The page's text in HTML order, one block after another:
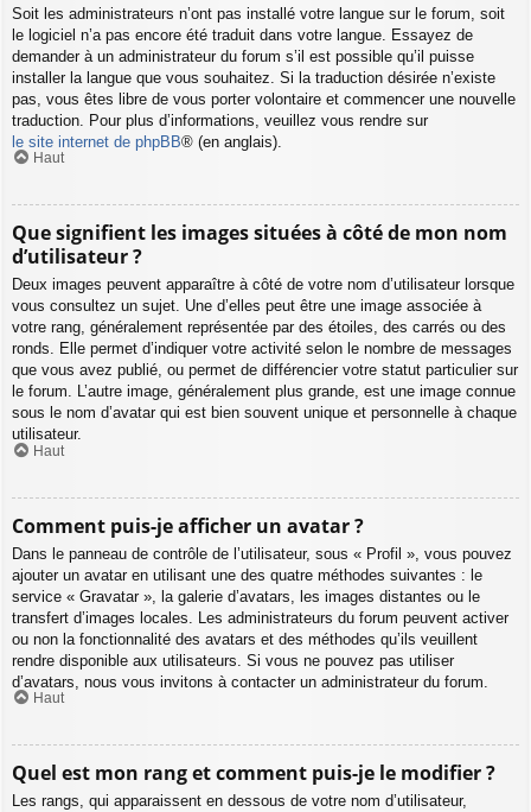
Soit les administrateurs n’ont pas installé votre langue sur le forum, soit
le logiciel n’a pas encore été traduit dans votre langue. Essayez de
demander à un administrateur du forum s’il est possible qu’il puisse
installer la langue que vous souhaitez. Si la traduction désirée n’existe
pas, vous êtes libre de vous porter volontaire et commencer une nouvelle
traduction. Pour plus d’informations, veuillez vous rendre sur
le site internet de phpBB® (en anglais).
Haut
Que signifient les images situées à côté de mon nom
d’utilisateur ?
Deux images peuvent apparaître à côté de votre nom d’utilisateur lorsque
vous consultez un sujet. Une d’elles peut être une image associée à
votre rang, généralement représentée par des étoiles, des carrés ou des
ronds. Elle permet d’indiquer votre activité selon le nombre de messages
que vous avez publié, ou permet de différencier votre statut particulier sur
le forum. L’autre image, généralement plus grande, est une image connue
sous le nom d’avatar qui est bien souvent unique et personnelle à chaque
utilisateur.
Haut
Comment puis-je afficher un avatar ?
Dans le panneau de contrôle de l’utilisateur, sous « Profil », vous pouvez
ajouter un avatar en utilisant une des quatre méthodes suivantes : le
service « Gravatar », la galerie d’avatars, les images distantes ou le
transfert d’images locales. Les administrateurs du forum peuvent activer
ou non la fonctionnalité des avatars et des méthodes qu’ils veuillent
rendre disponible aux utilisateurs. Si vous ne pouvez pas utiliser
d’avatars, nous vous invitons à contacter un administrateur du forum.
Haut
Quel est mon rang et comment puis-je le modifier ?
Les rangs, qui apparaissent en dessous de votre nom d’utilisateur,